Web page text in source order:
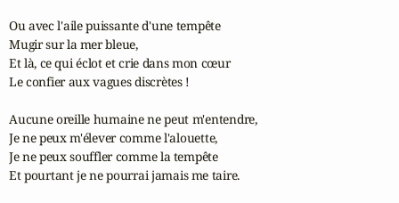
Ou avec l'aile puissante d'une tempête
Mugir sur la mer bleue,
Et là, ce qui éclot et crie dans mon cœur
Le confier aux vagues discrètes !
Aucune oreille humaine ne peut m'entendre,
Je ne peux m'élever comme l'alouette,
Je ne peux souffler comme la tempête
Et pourtant je ne pourrai jamais me taire.